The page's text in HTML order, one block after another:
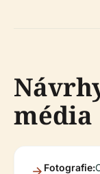
média
Fotografie: